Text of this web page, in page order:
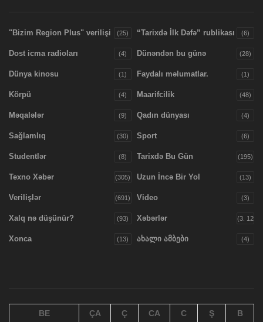
"Bizim Region Plus" verilişi (25) “Tarixdə İlk Dəfə” rublikası (6)
Dost icma radioları (4) Dünəndən bu günə (28)
Dünya kinosu (1) Faydalı məlumatlar. (1)
Körpü (4) Maarifcilik (48)
Məqalələr (9) Qadın dünyası (4)
Sağlamlıq (30) Sport (6)
Studentlər (8) Tarixdə Bu Gün (195)
Texno Xəbər (305) Uzun İncə Bir Yol (13)
Verilişlər (691) Video (3)
Xalq nə düşünür? (93) Xəbərlər (3. 125)
Xonca (13) ახალი ამბები (4)
BE ÇA Ç CA C Ş B